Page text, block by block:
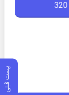
پست قبلی